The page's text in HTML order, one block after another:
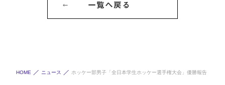
一覧へ戻る
HOME ニュース ホッケー部男子「全日本学生ホッケー選手権大会」優勝報告